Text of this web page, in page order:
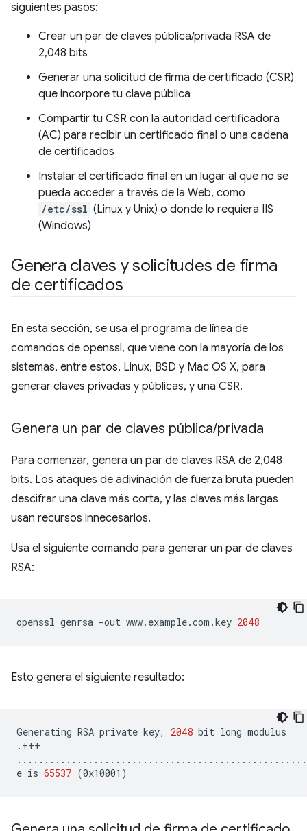
siguientes pasos:
Crear un par de claves pública/privada RSA de
2,048 bits
Generar una solicitud de firma de certificado (CSR)
que incorpore tu clave pública
Compartir tu CSR con la autoridad certificadora
(AC) para recibir un certificado final o una cadena
de certificados
Instalar el certificado final en un lugar al que no se
pueda acceder a través de la Web, como
/etc/ssl (Linux y Unix) o donde lo requiera IIS
(Windows)
Genera claves y solicitudes de firma
de certificados
En esta sección, se usa el programa de línea de
comandos de openssl, que viene con la mayoría de los
sistemas, entre estos, Linux, BSD y Mac OS X, para
generar claves privadas y públicas, y una CSR.
Genera un par de claves pública/privada
Para comenzar, genera un par de claves RSA de 2,048
bits. Los ataques de adivinación de fuerza bruta pueden
descifrar una clave más corta, y las claves más largas
usan recursos innecesarios.
Usa el siguiente comando para generar un par de claves
RSA:
openssl genrsa -out www.example.com.key 2048
Esto genera el siguiente resultado:
Generating RSA private key, 2048 bit long modulus
.+++
e is 65537 (0x10001 )